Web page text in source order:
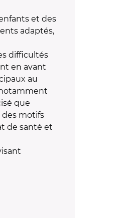
et des
adaptés,
difficultés
en avant
au
que
des motifs
de santé et